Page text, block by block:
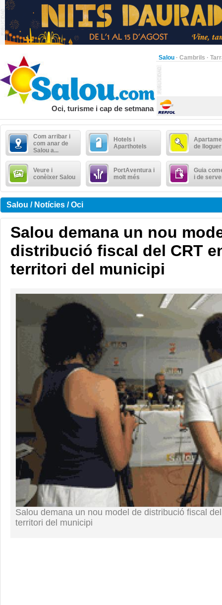
Salou · Cambrils ·
Oci, turisme i cap de setmana
Com arribar i
com anar de
Salou a...
Hotels i
Aparthotels
de lloguer
Veure i
conèixer Salou
PortAventura i
molt més
Guia
i de
Salou / Notícies / Oci
Salou demana un nou
distribució fiscal del CRT
territori del municipi
Salou demana un nou model de distribució fiscal
territori del municipi